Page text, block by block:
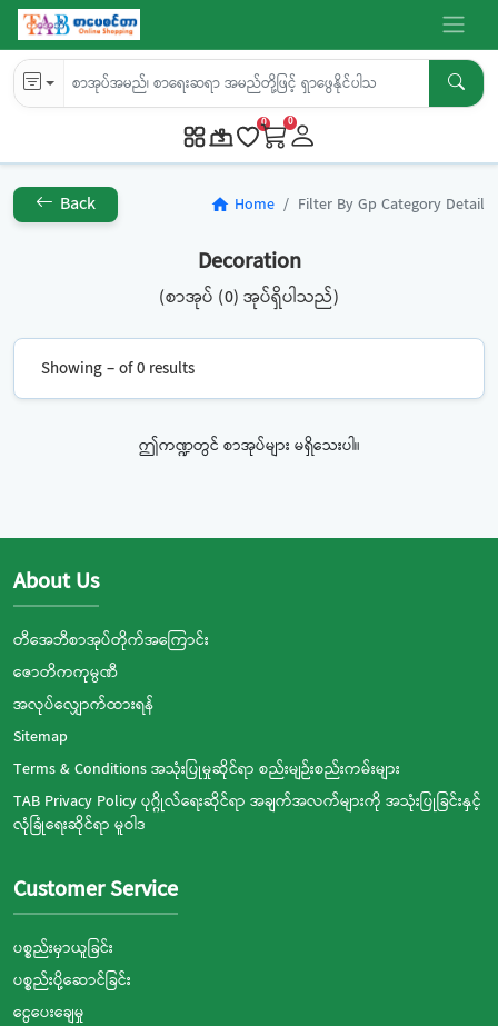
0 0
Back home Home Filter By Gp Category Detail
Decoration
(စာအုပ် (0) အုပ်ရှိပါသည်)
Showing – of 0 results
ဤကဏ္ဍတွင် စာအုပ်များ မရှိသေးပါ။
About Us
တီအေဘီစာအုပ်တိုက်အကြောင်း
ဇောတိကကုမ္ပဏီ
အလုပ်လျှောက်ထားရန်
Sitemap
Terms & Conditions အသုံးပြုမှုဆိုင်ရာ စည်းမျဉ်းစည်းကမ်းများ
TAB Privacy Policy ပုဂ္ဂိုလ်ရေးဆိုင်ရာ အချက်အလက်များကို အသုံးပြုခြင်းနှင့်
လုံခြုံရေးဆိုင်ရာ မူဝါဒ
Customer Service
ပစ္စည်းမှာယူခြင်း
ပစ္စည်းပို့ဆောင်ခြင်း
ငွေပေးချေမှု